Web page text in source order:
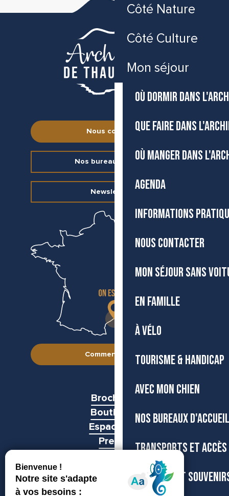
Côté Nature
Côté Culture
Mon séjour
OÙ DORMIR DANS
QUE FAIRE DANS
OÙ MANGER DANS
AGENDA
INFORMATIONS
NOUS CONTACTER
MON SÉJOUR SANS
EN FAMILLE
À VÉLO
TOURISME & HANDICAP
AVEC MON CHIEN
NOS BUREAUX D'ACCUEIL
TRANSPORTS ET ACCÈS
BOUTIQUE ET
Nous contacter
Nos bureaux d’accueil
Newsletter
Comment venir ?
Brochures
Boutiques
Espace pro
Presse